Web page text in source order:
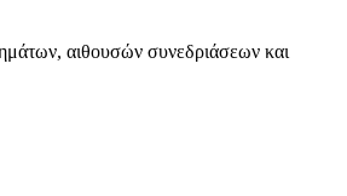
αιθουσών συνεδριάσεων και